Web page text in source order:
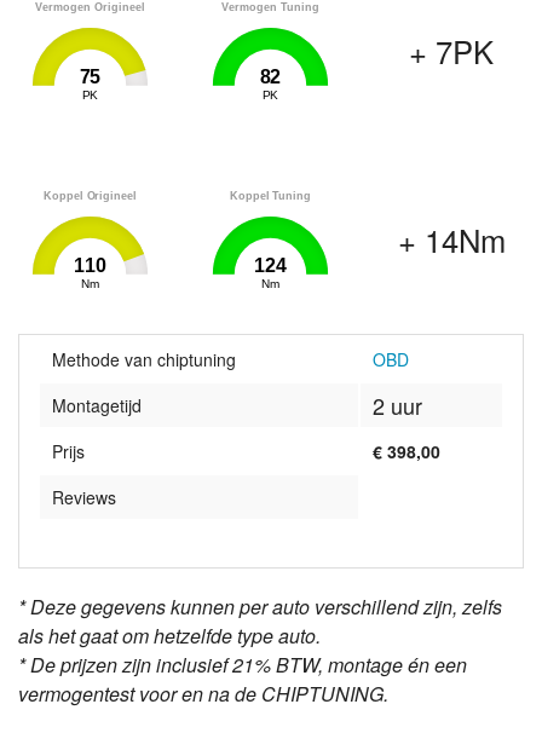
Vermogen Origineel
75
PK
Vermogen Tuning
82
PK
+ 7PK
Koppel Origineel
110
Nm
Koppel Tuning
124
Nm
+ 14Nm
Methode van chiptuning
OBD
Montagetijd
2 uur
Prijs
€ 398,00
Reviews
* Deze gegevens kunnen per auto verschillend zijn, zelfs
als het gaat om hetzelfde type auto.
* De prijzen zijn inclusief 21% BTW, montage én een
vermogentest voor en na de CHIPTUNING.